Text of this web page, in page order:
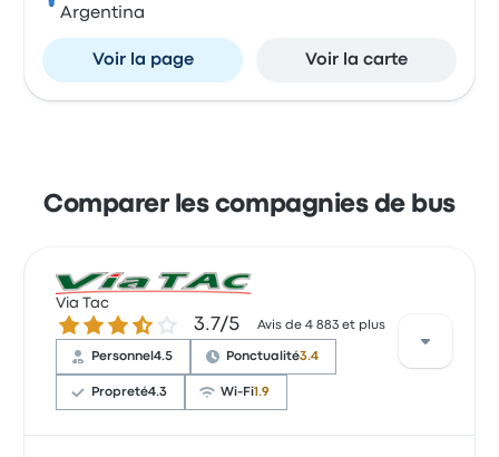
Argentina
Voir la page Voir la carte
Comparer les compagnies de bus
Via Tac
3.7 sur 5 étoiles 3.7/5 Avis de 4 883 et plus
Personnel4.5 Ponctualité3.4
Propreté4.3 Wi-Fi1.9